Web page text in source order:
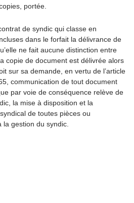
portée.
de syndic qui classe en
dans le forfait la délivrance de
ne fait aucune distinction entre
copie de document est délivrée alors
sur sa demande, en vertu de l’article
communication de tout document
par voie de conséquence relève de
la mise à disposition et la
de toutes pièces ou
gestion du syndic.